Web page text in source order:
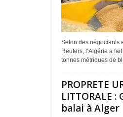
Selon des négociants
Reuters, l’Algérie a
tonnes métriques de
PROPRETE
LITTORALE
balai à Alger